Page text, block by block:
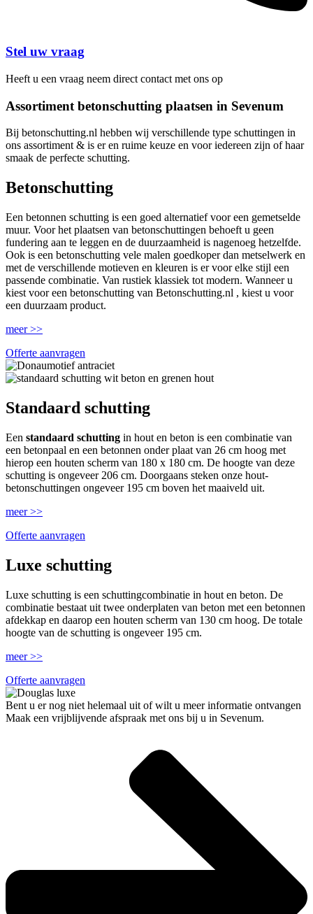
Stel uw vraag
Heeft u een vraag neem direct contact met ons op
Assortiment betonschutting plaatsen in Sevenum
Bij betonschutting.nl hebben wij verschillende type schuttingen in
ons assortiment & is er en ruime keuze en voor iedereen zijn of haar
smaak de perfecte schutting.
Betonschutting
Een betonnen schutting is een goed alternatief voor een gemetselde
muur. Voor het plaatsen van betonschuttingen behoeft u geen
fundering aan te leggen en de duurzaamheid is nagenoeg hetzelfde.
Ook is een betonschutting vele malen goedkoper dan metselwerk en
met de verschillende motieven en kleuren is er voor elke stijl een
passende combinatie. Van rustiek klassiek tot modern. Wanneer u
kiest voor een betonschutting van Betonschutting.nl , kiest u voor
een duurzaam product.
meer >>
Offerte aanvragen
Standaard schutting
Een standaard schutting in hout en beton is een combinatie van
een betonpaal en een betonnen onder plaat van 26 cm hoog met
hierop een houten scherm van 180 x 180 cm. De hoogte van deze
schutting is ongeveer 206 cm. Doorgaans steken onze hout-
betonschuttingen ongeveer 195 cm boven het maaiveld uit.
meer >>
Offerte aanvragen
Luxe schutting
Luxe schutting is een schuttingcombinatie in hout en beton. De
combinatie bestaat uit twee onderplaten van beton met een betonnen
afdekkap en daarop een houten scherm van 130 cm hoog. De totale
hoogte van de schutting is ongeveer 195 cm.
meer >>
Offerte aanvragen
Bent u er nog niet helemaal uit of wilt u meer informatie ontvangen
Maak een vrijblijvende afspraak met ons bij u in Sevenum.